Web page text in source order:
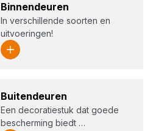
Bin­nen­deu­ren
In verschillende soorten en
uitvoeringen!
Bui­ten­deu­ren
Een decoratiestuk dat goede
bescherming biedt …